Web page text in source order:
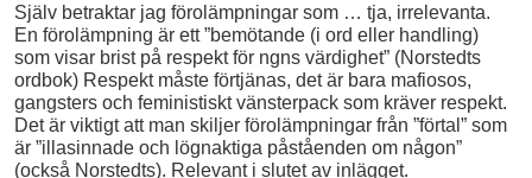
Själv betraktar jag förolämpningar som … tja, irrelevanta.
En förolämpning är ett ”bemötande (i ord eller handling)
som visar brist på respekt för ngns värdighet” (Norstedts
ordbok) Respekt måste förtjänas, det är bara mafiosos,
gangsters och feministiskt vänsterpack som kräver respekt.
Det är viktigt att man skiljer förolämpningar från ”förtal” som
är ”illasinnade och lögnaktiga påståenden om någon”
(också Norstedts). Relevant i slutet av inlägget.